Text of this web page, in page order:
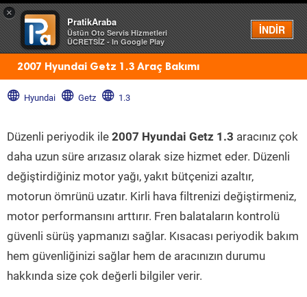
×
PratikAraba
Üstün Oto Servis Hizmetleri
ÜCRETSİZ - In Google Play
İNDİR
Menü
2007 Hyundai Getz 1.3 Araç Bakımı
Hyundai Getz 1.3
Düzenli periyodik ile 2007 Hyundai Getz 1.3 aracınız çok
daha uzun süre arızasız olarak size hizmet eder. Düzenli
değiştirdiğiniz motor yağı, yakıt bütçenizi azaltır,
motorun ömrünü uzatır. Kirli hava filtrenizi değiştirmeniz,
motor performansını arttırır. Fren balataların kontrolü
güvenli sürüş yapmanızı sağlar. Kısacası periyodik bakım
hem güvenliğinizi sağlar hem de aracınızın durumu
hakkında size çok değerli bilgiler verir.